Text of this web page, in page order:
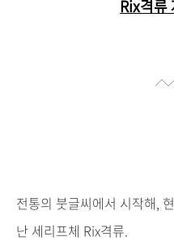
Rix격류
전통의 붓글씨에서 시작해,
난 세리프체 Rix격류.